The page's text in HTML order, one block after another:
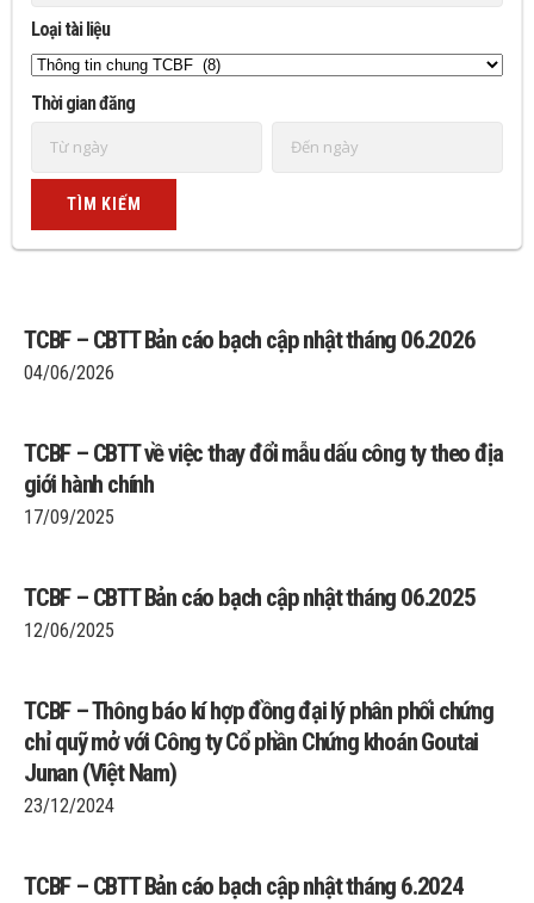
Loại tài liệu
Thời gian đăng
TCBF – CBTT Bản cáo bạch cập nhật tháng 06.2026
04/06/2026
TCBF – CBTT về việc thay đổi mẫu dấu công ty theo địa
giới hành chính
17/09/2025
TCBF – CBTT Bản cáo bạch cập nhật tháng 06.2025
12/06/2025
TCBF – Thông báo kí hợp đồng đại lý phân phối chứng
chỉ quỹ mở với Công ty Cổ phần Chứng khoán Goutai
Junan (Việt Nam)
23/12/2024
TCBF – CBTT Bản cáo bạch cập nhật tháng 6.2024